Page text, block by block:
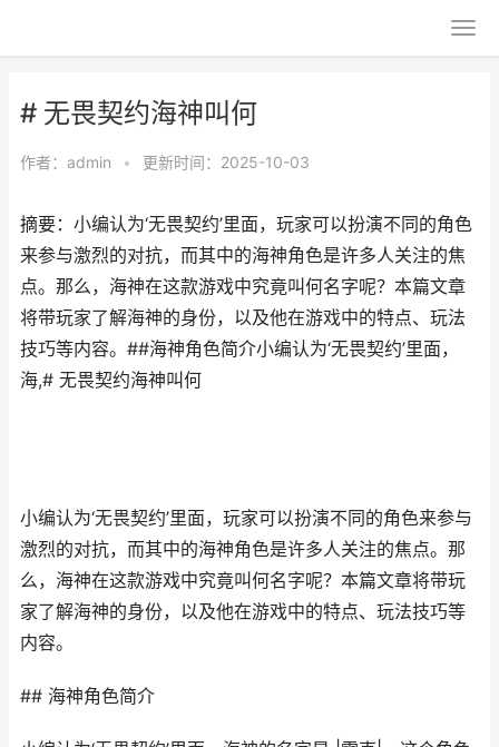
# 无畏契约海神叫何
作者： admin • 更新时间：2025-10-03
摘要：小编认为‘无畏契约’里面，玩家可以扮演不同的角色
来参与激烈的对抗，而其中的海神角色是许多人关注的焦
点。那么，海神在这款游戏中究竟叫何名字呢？本篇文章
将带玩家了解海神的身份，以及他在游戏中的特点、玩法
技巧等内容。##海神角色简介小编认为‘无畏契约’里面，
海,# 无畏契约海神叫何
小编认为‘无畏契约’里面，玩家可以扮演不同的角色来参与
激烈的对抗，而其中的海神角色是许多人关注的焦点。那
么，海神在这款游戏中究竟叫何名字呢？本篇文章将带玩
家了解海神的身份，以及他在游戏中的特点、玩法技巧等
内容。
## 海神角色简介